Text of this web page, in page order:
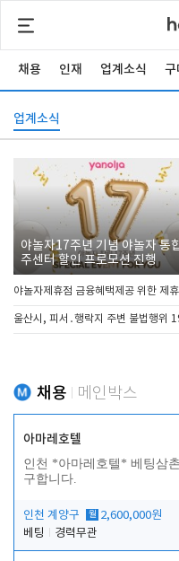
채용 인재 업계소식 구
업계소식
야놀자17주년 기념 야놀자 통
주센터 할인 프로모션 진행
야놀자제휴점 금융혜택제공 위한 제
울산시, 피서․행락지 주변 불법행위
채용 메인박스
아마레호텔
인천 *아마레호텔* 베팅삼촌
구합니다.
인천 계양구 월 2,600,000원
베팅
경력무관